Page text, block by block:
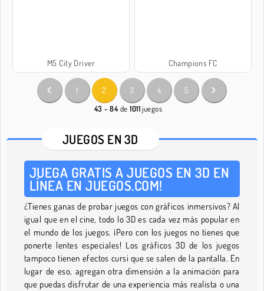
M5 City Driver Champions FC
1 2 3 4 5
43 - 84 de1011juegos
JUEGOS EN 3D
JUEGA GRATIS A JUEGOS EN 3D EN
LÍNEA EN JUEGOS.COM!
¿Tienes ganas de probar juegos con gráficos inmersivos? Al
igual que en el cine, todo lo 3D es cada vez más popular en
el mundo de los juegos. ¡Pero con los juegos no tienes que
ponerte lentes especiales! Los gráficos 3D de los juegos
tampoco tienen efectos cursi que se salen de la pantalla. En
lugar de eso, agregan otra dimensión a la animación para
que puedas disfrutar de una experiencia más realista o una